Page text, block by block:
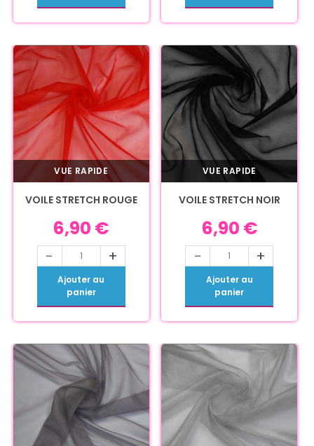
VUE RAPIDE
VOILE STRETCH ROUGE
6,90 €
- +
Ajouter au
panier
VUE RAPIDE
VOILE STRETCH NOIR
6,90 €
- +
Ajouter au
panier